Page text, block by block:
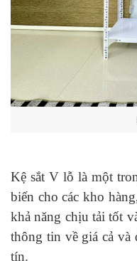
Kệ sắt V lỗ là một
biến cho các kho
khả năng chịu tải tốt
thông tin về giá cả và
tín.